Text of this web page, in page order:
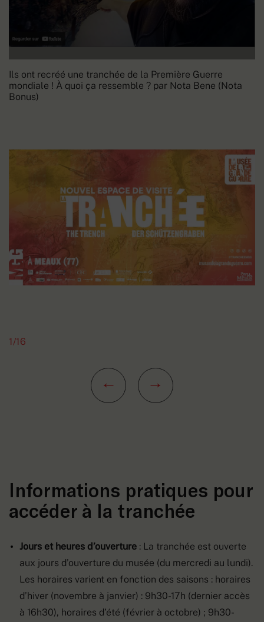
Ils ont recréé une tranchée de la Première Guerre
mondiale ! À quoi ça ressemble ? par Nota Bene (Nota
Bonus)
1/16
Informations pratiques pour
accéder à la tranchée
Jours et heures d’ouverture : La tranchée est ouverte
aux jours d’ouverture du musée (du mercredi au lundi).
Les horaires varient en fonction des saisons : horaires
d’hiver (novembre à janvier) : 9h30-17h (dernier accès
à 16h30), horaires d’été (février à octobre) ; 9h30-